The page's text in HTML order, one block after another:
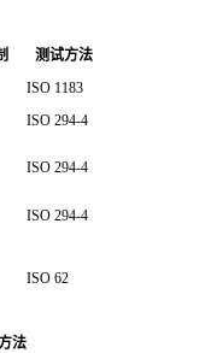
测试方法
ISO 1183
ISO 294-4
ISO 294-4
ISO 294-4
ISO 62
法